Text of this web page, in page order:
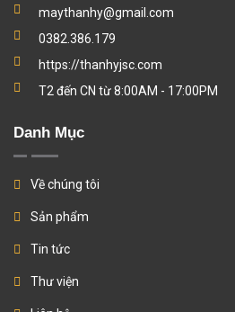
maythanhy@gmail.com
0382.386.179
https://thanhyjsc.com
T2 đến CN từ 8:00AM - 17:00PM
Danh Mục
Về chúng tôi
Sản phẩm
Tin tức
Thư viện